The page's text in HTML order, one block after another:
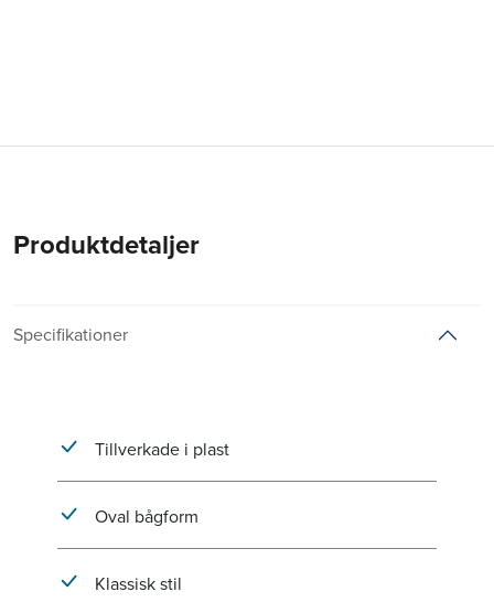
Produktdetaljer
Specifikationer
Tillverkade i plast
Oval bågform
Klassisk stil